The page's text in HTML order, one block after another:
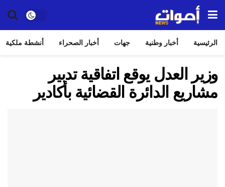
الرئيسية أخبار وطنية جهات أخبار الصحراء أنشطة ملكية
وزير العدل يوقع اتفاقية تدبير
مشاريع الدائرة القضائية بأكادير